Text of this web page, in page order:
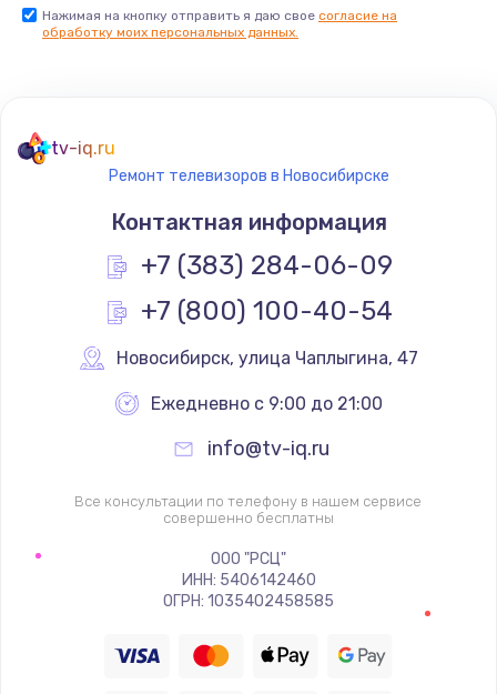
Не реагирует на кнопки
Не сопряжается с устройством
Помехи и искажение звука
Заказать
1400 руб.
Заказать
Восстановление цепи питания, пайка
880 руб.
Нажимая на кнопку отправить я даю свое согласие на
обработку моих персональных данных.
tv-iq.ru
Ремонт телевизоров в Новосибирске
Контактная информация
+7 (383) 284-06-09
+7 (800) 100-40-54
Новосибирск, улица Чаплыгина, 47
Ежедневно с 9:00 до 21:00
info@tv-iq.ru
Все консультации по телефону в нашем сервисе
совершенно бесплатны
ООО "РСЦ"
ИНН: 5406142460
ОГРН: 1035402458585